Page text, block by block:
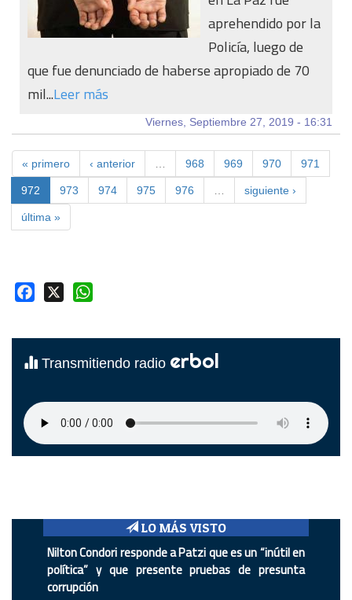
aprehendido por la
Policía, luego de
que fue denunciado de haberse apropiado de 70
mil...Leer más
Viernes, Septiembre 27, 2019 - 16:31
« primero ‹ anterior 968 969 970 971
972 973 974 975 976 siguiente ›
última »
Facebook
Transmitiendo radio erbol
LO MÁS VISTO
Nilton Condori responde a Patzi que es un “inútil en
política” y que presente pruebas de presunta
corrupción